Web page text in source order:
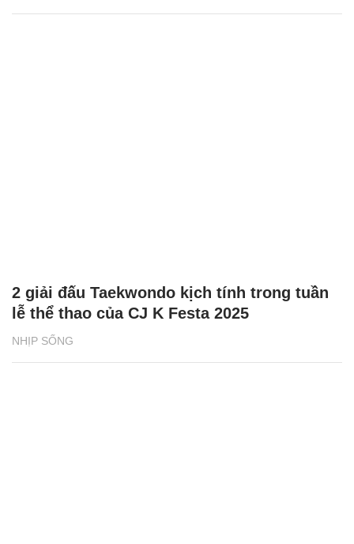
NHỊP SỐNG
2 giải đấu Taekwondo kịch tính trong tuần
lễ thể thao của CJ K Festa 2025